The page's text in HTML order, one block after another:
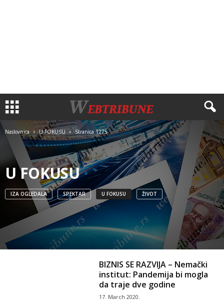
Naslovnica U FOKUSU Stranica 1275
U FOKUSU
IZA OGLEDALA SPEKTAR U FOKUSU ŽIVOT
BIZNIS SE RAZVIJA – Nemački
institut: Pandemija bi mogla
da traje dve godine
17. March 2020.